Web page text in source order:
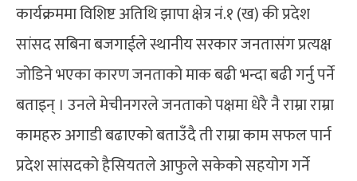
कार्यक्रममा विशिष्ट अतिथि झापा क्षेत्र नं.१ (ख) की प्रदेश
सांसद सबिना बजगाईले स्थानीय सरकार जनतासंग प्रत्यक्ष
जोडिने भएका कारण जनताको माक बढी भन्दा बढी गर्नु पर्ने
बताइन् । उनले मेचीनगरले जनताको पक्षमा धेरै नै राम्रा राम्रा
कामहरु अगाडी बढाएको बताउँदै ती राम्रा काम सफल पार्न
प्रदेश सांसदको हैसियतले आफुले सकेको सहयोग गर्ने